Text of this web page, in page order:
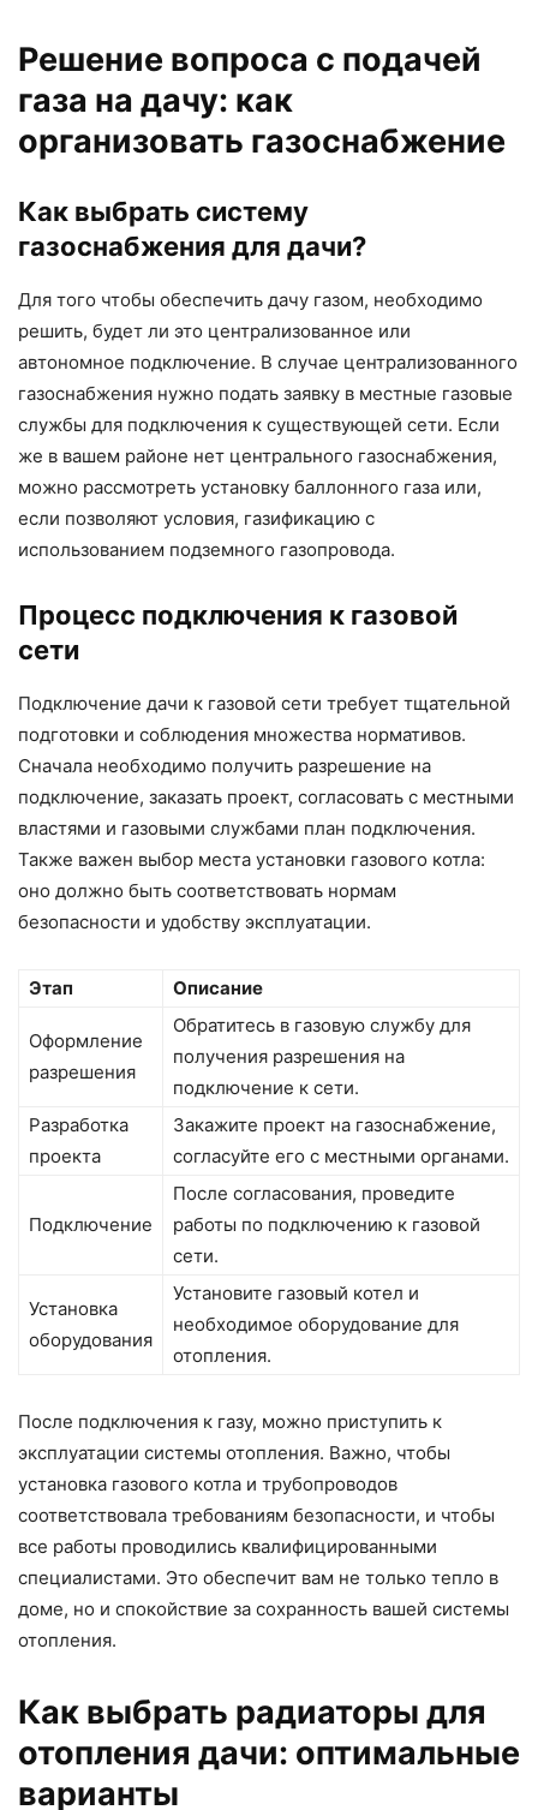
Решение вопроса с подачей
газа на дачу: как
организовать газоснабжение
Как выбрать систему
газоснабжения для дачи?
Для того чтобы обеспечить дачу газом, необходимо
решить, будет ли это централизованное или
автономное подключение. В случае централизованного
газоснабжения нужно подать заявку в местные газовые
службы для подключения к существующей сети. Если
же в вашем районе нет центрального газоснабжения,
можно рассмотреть установку баллонного газа или,
если позволяют условия, газификацию с
использованием подземного газопровода.
Процесс подключения к газовой
сети
Подключение дачи к газовой сети требует тщательной
подготовки и соблюдения множества нормативов.
Сначала необходимо получить разрешение на
подключение, заказать проект, согласовать с местными
властями и газовыми службами план подключения.
Также важен выбор места установки газового котла:
оно должно быть соответствовать нормам
безопасности и удобству эксплуатации.
Этап Описание
Оформление
разрешения
Обратитесь в газовую службу для
получения разрешения на
подключение к сети.
Разработка
проекта
Закажите проект на газоснабжение,
согласуйте его с местными органами.
Подключение
После согласования, проведите
работы по подключению к газовой
сети.
Установка
оборудования
Установите газовый котел и
необходимое оборудование для
отопления.
После подключения к газу, можно приступить к
эксплуатации системы отопления. Важно, чтобы
установка газового котла и трубопроводов
соответствовала требованиям безопасности, и чтобы
все работы проводились квалифицированными
специалистами. Это обеспечит вам не только тепло в
доме, но и спокойствие за сохранность вашей системы
отопления.
Как выбрать радиаторы для
отопления дачи: оптимальные
варианты